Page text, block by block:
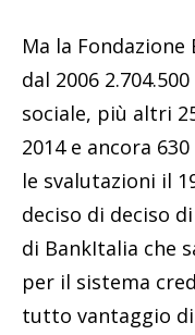
Ma la
dal 2006
sociale, più altri
2014 e ancora
le svalutazioni il
deciso di deciso di
di BankItalia che
per il sistema
tutto vantaggio